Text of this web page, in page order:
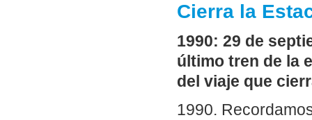
Cierra la
1990: 29 de
último tren de la
del viaje que
1990.